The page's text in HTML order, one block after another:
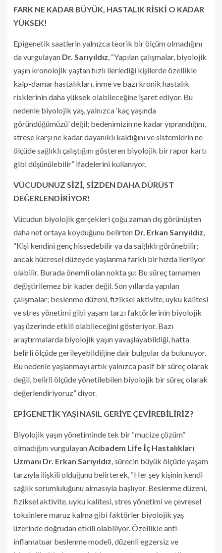
FARK NE KADAR BÜYÜK, HASTALIK RİSKİ O KADAR
YÜKSEK!
Epigenetik saatlerin yalnızca teorik bir ölçüm olmadığını
da vurgulayan Dr. Sarıyıldız , “Yapılan çalışmalar, biyolojik
yaşın kronolojik yaştan hızlı ilerlediği kişilerde özellikle
kalp-damar hastalıkları, inme ve bazı kronik hastalık
risklerinin daha yüksek olabileceğine işaret ediyor. Bu
nedenle biyolojik yaş, yalnızca ‘kaç yaşında
göründüğümüzü’ değil; bedenimizin ne kadar yıprandığını,
strese karşı ne kadar dayanıklı kaldığını ve sistemlerin ne
ölçüde sağlıklı çalıştığını gösteren biyolojik bir rapor kartı
gibi düşünülebilir” ifadelerini kullanıyor.
VÜCUDUNUZ SİZİ, SİZDEN DAHA DÜRÜST
DEĞERLENDİRİYOR!
Vücudun biyolojik gerçekleri çoğu zaman dış görünüşten
daha net ortaya koyduğunu belirten Dr. Erkan Sarıyıldız
“Kişi kendini genç hissedebilir ya da sağlıklı görünebilir;
ancak hücresel düzeyde yaşlanma farklı bir hızda ilerliyor
olabilir. Burada önemli olan nokta şu: Bu süreç tamamen
değiştirilemez bir kader değil. Son yıllarda yapılan
çalışmalar; beslenme düzeni, fiziksel aktivite, uyku kalitesi
ve stres yönetimi gibi yaşam tarzı faktörlerinin biyolojik
yaş üzerinde etkili olabileceğini gösteriyor. Bazı
araştırmalarda biyolojik yaşın yavaşlayabildiği, hatta
belirli ölçüde gerileyebildiğine dair bulgular da bulunuyor.
Bu nedenle yaşlanmayı artık yalnızca pasif bir süreç olarak
değil, belirli ölçüde yönetilebilen biyolojik bir süreç olarak
değerlendiriyoruz” diyor.
EPİGENETİK YAŞI NASIL GERİYE ÇEVİREBİLİRİZ?
Biyolojik yaşın yönetiminde tek bir “mucize çözüm”
olmadığını vurgulayan Acıbadem Life İç Hastalıkları
Uzmanı Dr. Erkan Sarıyıldız , sürecin büyük ölçüde yaşam
tarzıyla ilişkili olduğunu belirterek, “Her şey kişinin kendi
sağlık sorumluluğunu almasıyla başlıyor. Beslenme düzeni,
fiziksel aktivite, uyku kalitesi, stres yönetimi ve çevresel
toksinlere maruz kalma gibi faktörler biyolojik yaş
üzerinde doğrudan etkili olabiliyor. Özellikle anti-
inflamatuar beslenme modeli, düzenli egzersiz ve